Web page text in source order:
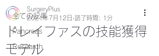
全ての記事
Pancreas
Research
ドレイファスの技能獲得
モデル
SurgeryPlus
2021年7月12日 読了時間: 1分